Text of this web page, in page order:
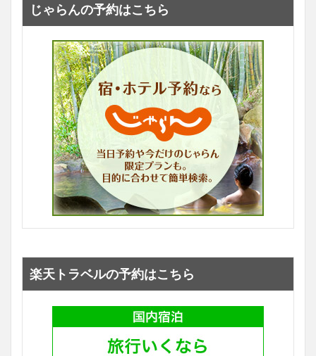
じゃらんの予約はこちら
楽天トラベルの予約はこちら